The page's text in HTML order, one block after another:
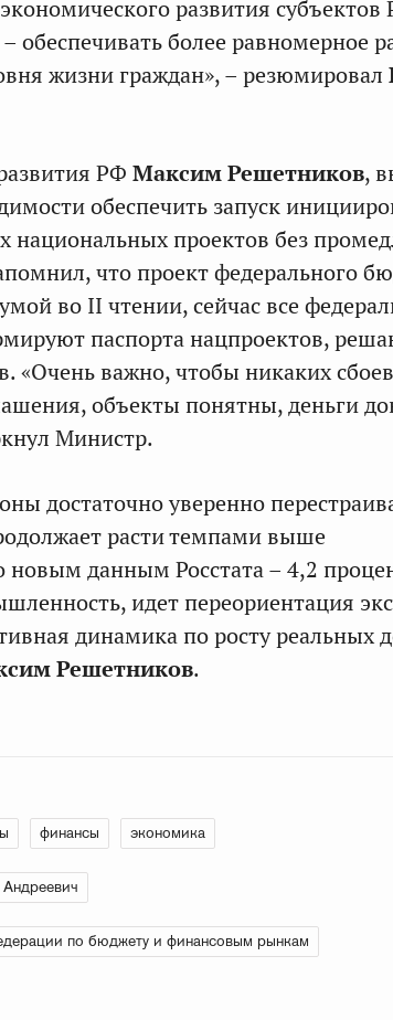
развития субъектов
обеспечивать более равномерное
жизни граждан», – резюмировал
РФ Максим Решетников,
обеспечить запуск
национальных проектов без
что проект федерального
во II чтении, сейчас все
паспорта нацпроектов,
«Очень важно, чтобы никаких
объекты понятны, деньги
Министр.
достаточно уверенно
расти темпами выше
данным Росстата – 4,2
идет переориентация
динамика по росту реальных
Решетников.
финансы экономика
по бюджету и финансовым рынкам